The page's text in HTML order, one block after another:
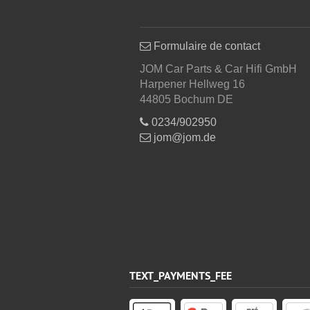
Formulaire de contact
JOM Car Parts & Car Hifi GmbH
Harpener Hellweg 16
44805 Bochum DE
0234/902950
jom@jom.de
TEXT_PAYMENTS_FEE